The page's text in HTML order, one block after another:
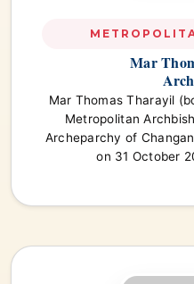
Mar
Mar Thomas Tharayil
Metropolitan
Archeparchy of
on 31 October